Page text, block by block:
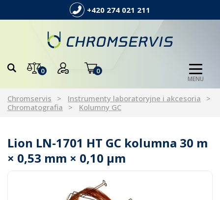
+420 274 021 211
0 0
MENU
Chromservis
Instrumenty laboratoryjne i akcesoria
Chromatografia
Kolumny GC
Lion LN-1701 HT GC kolumna 30 m
× 0,53 mm × 0,10 µm